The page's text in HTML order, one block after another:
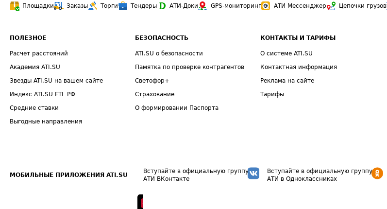
Площадки
Заказы Торги Тендеры АТИ-Доки GPS-мониторинг АТИ Мессенджер Цепочки грузов
ПОЛЕЗНОЕ
Расчет расстояний
Академия ATI.SU
Звезды ATI.SU на вашем сайте
Индекс ATI.SU FTL РФ
Средние ставки
Выгодные направления
БЕЗОПАСНОСТЬ
ATI.SU о безопасности
Памятка по проверке контрагентов
Светофор+
Страхование
О формировании Паспорта
КОНТАКТЫ И ТАРИФЫ
О системе ATI.SU
Контактная информация
Реклама на сайте
Тарифы
МОБИЛЬНЫЕ ПРИЛОЖЕНИЯ ATI.SU
Вступайте в официальную группу
АТИ ВКонтакте
Вступайте в официальную группу
АТИ в Одноклассниках